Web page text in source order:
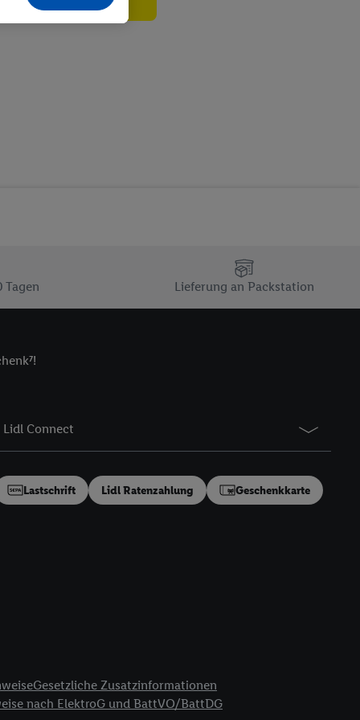
Tagen Lieferung an Packstation
Lidl Connect
Lastschrift Lidl Ratenzahlung Geschenkkarte
Gesetzliche Zusatzinformationen
nach ElektroG und BattVO/BattDG
- sowie Ihre
Speichern von
E-Mail-
verfügbar ist.
und einer
diese Kennung
Dritten betrieben
speziell zur
generell zu
(nur für
Utiq.
sämtlicher
Ihre Einwilligung
gilt auch für die
für Werbung und
Quellen,
Informationen,
von oder